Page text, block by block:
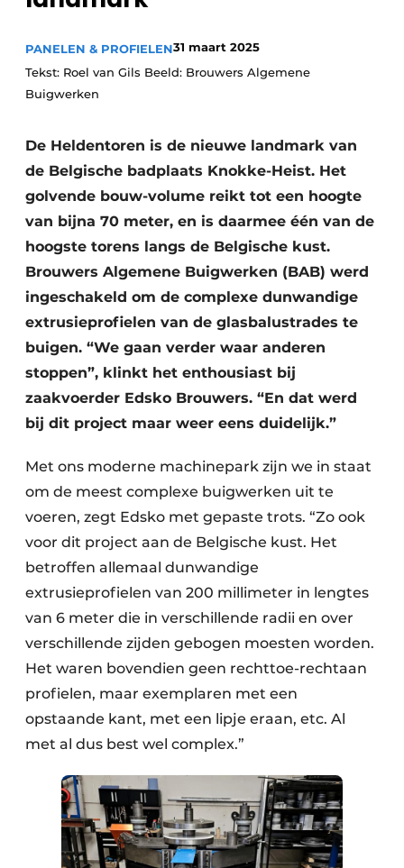
Podcasts
Privacy / Cookie statement
Vacature aanmelden
Vacatures
PANELEN & PROFIELEN31 maart 2025
Tekst: Roel van Gils Beeld: Brouwers Algemene
Buigwerken
De Heldentoren is de nieuwe landmark van
de Belgische badplaats Knokke-Heist. Het
golvende bouw-volume reikt tot een hoogte
van bijna 70 meter, en is daarmee één van de
hoogste torens langs de Belgische kust.
Brouwers Algemene Buigwerken (BAB) werd
ingeschakeld om de complexe dunwandige
extrusieprofielen van de glasbalustrades te
buigen. “We gaan verder waar anderen
stoppen”, klinkt het enthousiast bij
zaakvoerder Edsko Brouwers. “En dat werd
bij dit project maar weer eens duidelijk.”
Met ons moderne machinepark zijn we in staat
om de meest complexe buigwerken uit te
voeren, zegt Edsko met gepaste trots. “Zo ook
voor dit project aan de Belgische kust. Het
betroffen allemaal dunwandige
extrusieprofielen van 200 millimeter in lengtes
van 6 meter die in verschillende radii en over
verschillende zijden gebogen moesten worden.
Het waren bovendien geen rechttoe-rechtaan
profielen, maar exemplaren met een
opstaande kant, met een lipje eraan, etc. Al
met al dus best wel complex.”